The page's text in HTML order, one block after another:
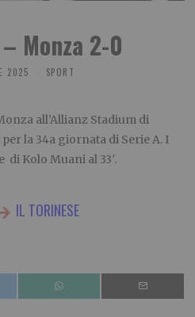
Monza 2-0
2025 SPORT
all’Allianz Stadium di
la 34a giornata di Serie A. I
di Kolo Muani al 33′.
IL TORINESE